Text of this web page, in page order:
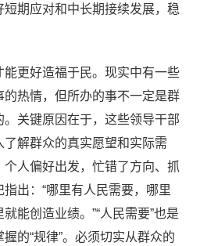
期应对和中长期接续发展，稳
能更好造福于民。现实中有一些
热情，但所办的事不一定是群
关键原因在于，这些领导干部
解群众的真实愿望和实际需
人偏好出发，忙错了方向、抓
出：“哪里有人民需要，哪里
能创造业绩。”“人民需要”也是
的“规律”。必须切实从群众的